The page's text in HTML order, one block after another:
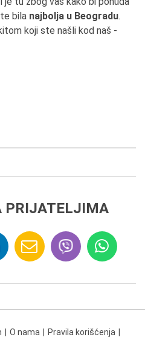
bila najbolja u Beogradu.
koji ste našli kod naš -
PRIJATELJIMA
O nama Pravila korišćenja